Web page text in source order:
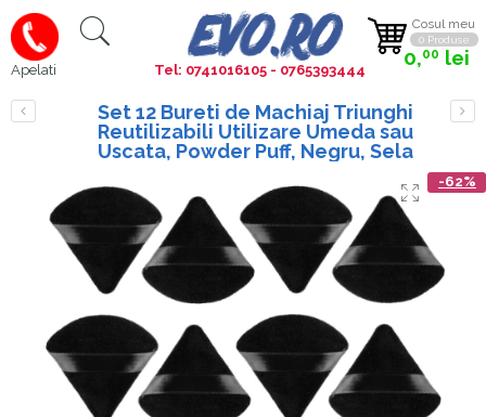
Apelati
Cosul meu
0 Produse
0,00 lei
Tel: 0741016105 - 0765393444
Set 12 Bureti de Machiaj Triunghi
Reutilizabili Utilizare Umeda sau
Uscata, Powder Puff, Negru, Sela
-62%